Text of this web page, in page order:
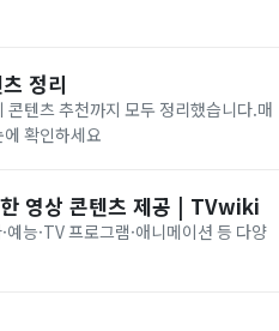
정리
텐츠 추천까지 모두 정리했습니다.매
확인하세요
한 영상 콘텐츠 제공 | TVwiki
능·TV 프로그램·애니메이션 등 다양